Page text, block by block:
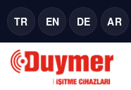
TR EN DE AR